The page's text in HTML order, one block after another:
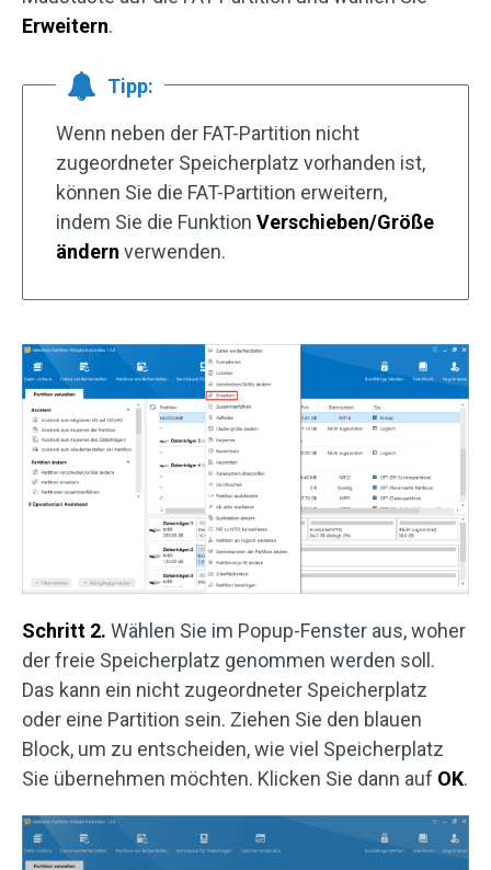
Erweitern.
Tipp:
Wenn neben der FAT-Partition nicht
zugeordneter Speicherplatz vorhanden ist,
können Sie die FAT-Partition erweitern,
indem Sie die Funktion Verschieben/Größe
ändern verwenden.
Schritt 2. Wählen Sie im Popup-Fenster aus, woher
der freie Speicherplatz genommen werden soll.
Das kann ein nicht zugeordneter Speicherplatz
oder eine Partition sein. Ziehen Sie den blauen
Block, um zu entscheiden, wie viel Speicherplatz
Sie übernehmen möchten. Klicken Sie dann auf OK.